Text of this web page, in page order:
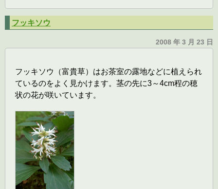
フッキソウ
2008 年 3 月 23 日
フッキソウ（富貴草）はお茶室の露地などに植えられ
ているのをよく見かけます。茎の先に3～4cm程の穂
状の花が咲いています。